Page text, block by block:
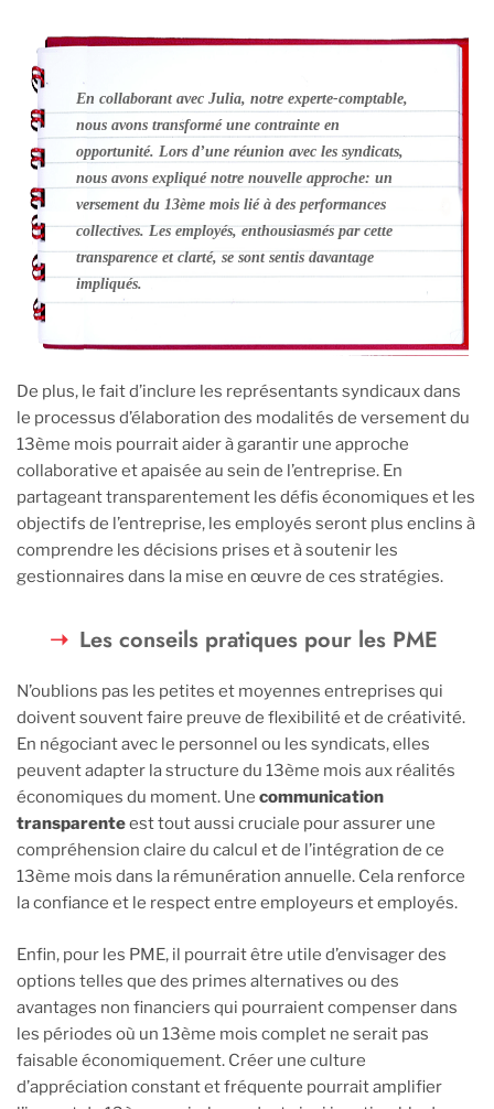
En collaborant avec Julia, notre experte-comptable,
nous avons transformé une contrainte en
opportunité. Lors d’une réunion avec les syndicats,
nous avons expliqué notre nouvelle approche: un
versement du 13ème mois lié à des performances
collectives. Les employés, enthousiasmés par cette
transparence et clarté, se sont sentis davantage
impliqués.
De plus, le fait d’inclure les représentants syndicaux dans
le processus d’élaboration des modalités de versement du
13ème mois pourrait aider à garantir une approche
collaborative et apaisée au sein de l’entreprise. En
partageant transparentement les défis économiques et les
objectifs de l’entreprise, les employés seront plus enclins à
comprendre les décisions prises et à soutenir les
gestionnaires dans la mise en œuvre de ces stratégies.
Les conseils pratiques pour les PME
N’oublions pas les petites et moyennes entreprises qui
doivent souvent faire preuve de flexibilité et de créativité.
En négociant avec le personnel ou les syndicats, elles
peuvent adapter la structure du 13ème mois aux réalités
économiques du moment. Une communication
transparenteest tout aussi cruciale pour assurer une
compréhension claire du calcul et de l’intégration de ce
13ème mois dans la rémunération annuelle. Cela renforce
la confiance et le respect entre employeurs et employés.
Enfin, pour les PME, il pourrait être utile d’envisager des
options telles que des primes alternatives ou des
avantages non financiers qui pourraient compenser dans
les périodes où un 13ème mois complet ne serait pas
faisable économiquement. Créer une culture
d’appréciation constant et fréquente pourrait amplifier